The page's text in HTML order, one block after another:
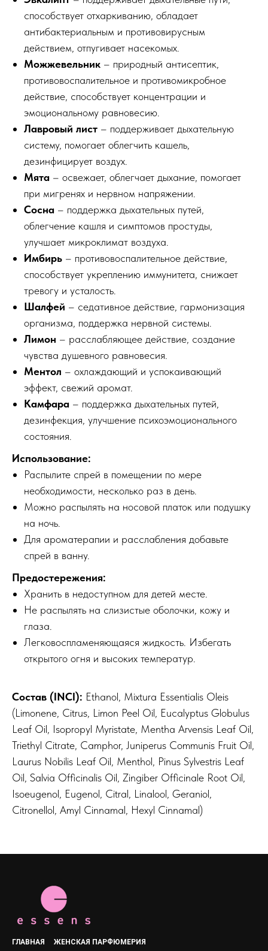
способствует отхаркиванию, обладает
антибактериальным и противовирусным
действием, отпугивает насекомых.
Можжевельник – природный антисептик,
противовоспалительное и противомикробное
действие, способствует концентрации и
эмоциональному равновесию.
Лавровый лист – поддерживает дыхательную
систему, помогает облегчить кашель,
дезинфицирует воздух.
Мята – освежает, облегчает дыхание, помогает
при мигренях и нервном напряжении.
Сосна – поддержка дыхательных путей,
облегчение кашля и симптомов простуды,
улучшает микроклимат воздуха.
Имбирь – противовоспалительное действие,
способствует укреплению иммунитета, снижает
тревогу и усталость.
Шалфей – седативное действие, гармонизация
организма, поддержка нервной системы.
Лимон – расслабляющее действие, создание
чувства душевного равновесия.
Ментол – охлаждающий и успокаивающий
эффект, свежий аромат.
Камфара – поддержка дыхательных путей,
дезинфекция, улучшение психоэмоционального
состояния.
Использование:
Распылите спрей в помещении по мере
необходимости, несколько раз в день.
Можно распылять на носовой платок или подушку
на ночь.
Для ароматерапии и расслабления добавьте
спрей в ванну.
Предостережения:
Хранить в недоступном для детей месте.
Не распылять на слизистые оболочки, кожу и
глаза.
Легковоспламеняющаяся жидкость. Избегать
открытого огня и высоких температур.
Состав (INCI): Ethanol, Mixtura Essentialis Oleis
(Limonene, Citrus, Limon Peel Oil, Eucalyptus Globulus
Leaf Oil, Isopropyl Myristate, Mentha Arvensis Leaf Oil,
Triethyl Citrate, Camphor, Juniperus Communis Fruit Oil,
Laurus Nobilis Leaf Oil, Menthol, Pinus Sylvestris Leaf
Oil, Salvia Officinalis Oil, Zingiber Officinale Root Oil,
Isoeugenol, Eugenol, Citral, Linalool, Geraniol,
Citronellol, Amyl Cinnamal, Hexyl Cinnamal)
ГЛАВНАЯ ЖЕНСКАЯ ПАРФЮМЕРИЯ